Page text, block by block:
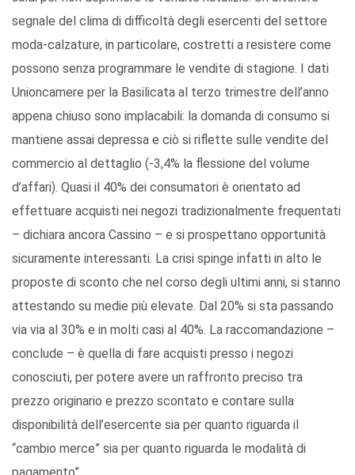
segnale del clima di difficoltà degli esercenti del settore
moda-calzature, in particolare, costretti a resistere come
possono senza programmare le vendite di stagione. I dati
Unioncamere per la Basilicata al terzo trimestre dell’anno
appena chiuso sono implacabili: la domanda di consumo si
mantiene assai depressa e ciò si riflette sulle vendite del
commercio al dettaglio (-3,4% la flessione del volume
d’affari). Quasi il 40% dei consumatori è orientato ad
effettuare acquisti nei negozi tradizionalmente frequentati
– dichiara ancora Cassino – e si prospettano opportunità
sicuramente interessanti. La crisi spinge infatti in alto le
proposte di sconto che nel corso degli ultimi anni, si stanno
attestando su medie più elevate. Dal 20% si sta passando
via via al 30% e in molti casi al 40%. La raccomandazione –
conclude – è quella di fare acquisti presso i negozi
conosciuti, per potere avere un raffronto preciso tra
prezzo originario e prezzo scontato e contare sulla
disponibilità dell’esercente sia per quanto riguarda il
“cambio merce” sia per quanto riguarda le modalità di